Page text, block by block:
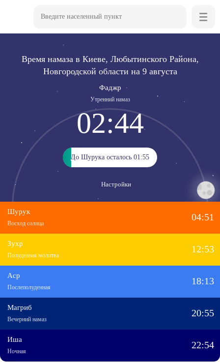
Настройки
Время намаза в Киеве, Любытинского Района,
Новгородской области на 9 августа
Фаджр
Утренний намаз
02:44
До Шурука осталось 01:55
До Шурука осталось 01:55
Шурук
Восход солнца
04:51
Зухр
Полуденная молитва
12:53
Аср
Послеполуденная
18:13
Магриб
Вечерний намаз
20:55
Иша
Ночная
22:54